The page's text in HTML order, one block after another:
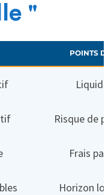
"
POINTS
Risque de
Frais
Horizon